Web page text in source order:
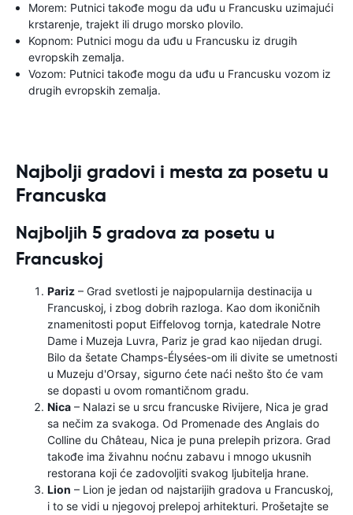
Morem: Putnici takođe mogu da uđu u Francusku uzimajući
krstarenje, trajekt ili drugo morsko plovilo.
Kopnom: Putnici mogu da uđu u Francusku iz drugih
evropskih zemalja.
Vozom: Putnici takođe mogu da uđu u Francusku vozom iz
drugih evropskih zemalja.
Najbolji gradovi i mesta za posetu u
Francuska
Najboljih 5 gradova za posetu u
Francuskoj
Pariz – Grad svetlosti je najpopularnija destinacija u
Francuskoj, i zbog dobrih razloga. Kao dom ikoničnih
znamenitosti poput Eiffelovog tornja, katedrale Notre
Dame i Muzeja Luvra, Pariz je grad kao nijedan drugi.
Bilo da šetate Champs-Élysées-om ili divite se umetnosti
u Muzeju d'Orsay, sigurno ćete naći nešto što će vam
se dopasti u ovom romantičnom gradu.
Nica – Nalazi se u srcu francuske Rivijere, Nica je grad
sa nečim za svakoga. Od Promenade des Anglais do
Colline du Château, Nica je puna prelepih prizora. Grad
takođe ima živahnu noćnu zabavu i mnogo ukusnih
restorana koji će zadovoljiti svakog ljubitelja hrane.
Lion – Lion je jedan od najstarijih gradova u Francuskoj,
i to se vidi u njegovoj prelepoj arhitekturi. Prošetajte se